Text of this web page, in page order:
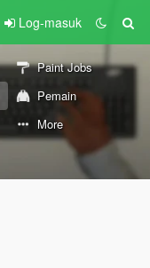
Log-masuk
Paint Jobs
Pemain
More